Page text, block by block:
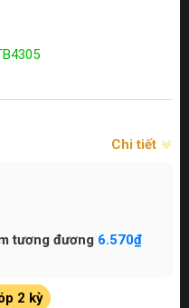
Chi tiết
tương đương 6.570₫
2 kỳ